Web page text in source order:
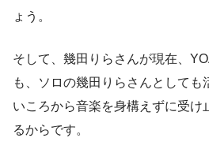
ょう。
そして、幾田りらさんが現在、
も、ソロの幾田りらさんとしても
いころから音楽を身構えずに受け
るからです。